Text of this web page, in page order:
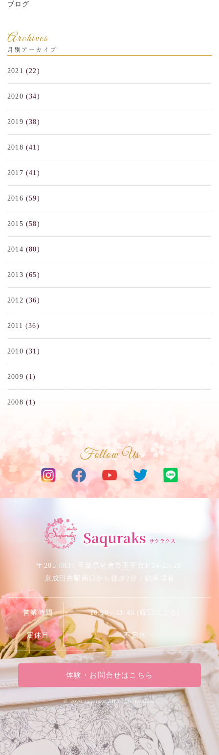
ブログ
Archives
月別アーカイブ
2021 (22)
2020 (34)
2019 (38)
2018 (41)
2017 (41)
2016 (59)
2015 (58)
2014 (80)
2013 (65)
2012 (36)
2011 (36)
2010 (31)
2009 (1)
2008 (1)
Follow Us
Saquraks サクラクス
〒285-0837 千葉県佐倉市王子台1-24-25-2F
京成臼井駅南口から徒歩2分 / 駐車場有
営業時間 10:00～21:45 (曜日による)
定休日 不定休
体験・お問合せはこちら
©2026 saquraks.All rights reserved